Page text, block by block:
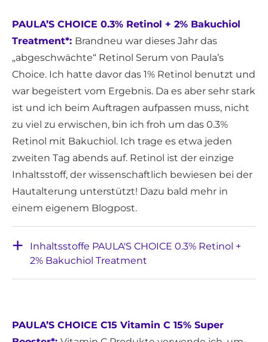
PAULA’S CHOICE 0.3% Retinol + 2% Bakuchiol
Treatment*: Brandneu war dieses Jahr das
„abgeschwächte“ Retinol Serum von Paula’s
Choice. Ich hatte davor das 1% Retinol benutzt und
war begeistert vom Ergebnis. Da es aber sehr stark
ist und ich beim Auftragen aufpassen muss, nicht
zu viel zu erwischen, bin ich froh um das 0.3%
Retinol mit Bakuchiol. Ich trage es etwa jeden
zweiten Tag abends auf. Retinol ist der einzige
Inhaltsstoff, der wissenschaftlich bewiesen bei der
Hautalterung unterstützt! Dazu bald mehr in
einem eigenem Blogpost.
Inhaltsstoffe PAULA'S CHOICE 0.3% Retinol +
2% Bakuchiol Treatment
PAULA’S CHOICE C15 Vitamin C 15% Super